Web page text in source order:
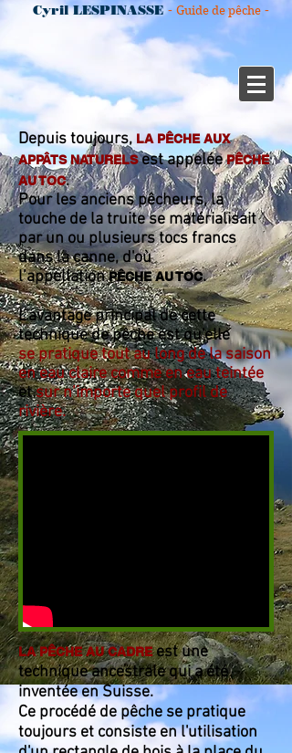
Cyril LESPINASSE- Guide de pêche -
Depuis toujours, LA PÊCHE AUX
APPÂTS NATURELS est appeléePÊCHE
AU TOC.
Pour les anciens pêcheurs, la
touche de la truite se matérialisait
par un ou plusieurs tocs francs
dans la canne, d'où
l’appellationPÊCHE AU TOC.
L'avantage principal de cette
technique de pêche est qu'elle
se pratique tout au long de la saison
en eau claire comme en eau teintée
etsur n’importe quel profil de
rivière.
LA PÊCHE AU CADREest une
technique ancestrale qui a été
inventée en Suisse.
Ce procédé de pêche se pratique
toujours et consiste en l'utilisation